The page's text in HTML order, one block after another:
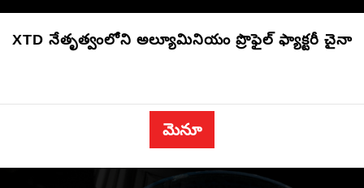
XTD నేతృత్వంలోని అల్యూమినియం ప్రొఫైల్ ఫ్యాక్టరీ చైనా
మెనూ